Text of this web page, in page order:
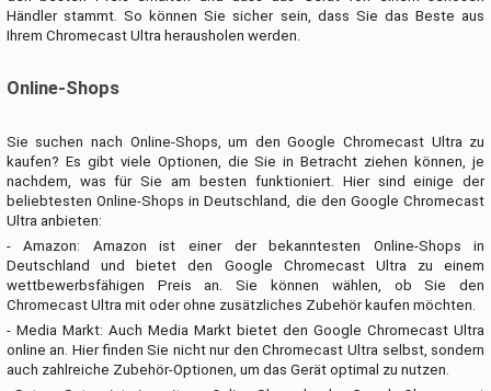
Händler stammt. So können Sie sicher sein, dass Sie das Beste aus
Ihrem Chromecast Ultra herausholen werden.
Online-Shops
Sie suchen nach Online-Shops, um den Google Chromecast Ultra zu
kaufen? Es gibt viele Optionen, die Sie in Betracht ziehen können, je
nachdem, was für Sie am besten funktioniert. Hier sind einige der
beliebtesten Online-Shops in Deutschland, die den Google Chromecast
Ultra anbieten:
- Amazon: Amazon ist einer der bekanntesten Online-Shops in
Deutschland und bietet den Google Chromecast Ultra zu einem
wettbewerbsfähigen Preis an. Sie können wählen, ob Sie den
Chromecast Ultra mit oder ohne zusätzliches Zubehör kaufen möchten.
- Media Markt: Auch Media Markt bietet den Google Chromecast Ultra
online an. Hier finden Sie nicht nur den Chromecast Ultra selbst, sondern
auch zahlreiche Zubehör-Optionen, um das Gerät optimal zu nutzen.